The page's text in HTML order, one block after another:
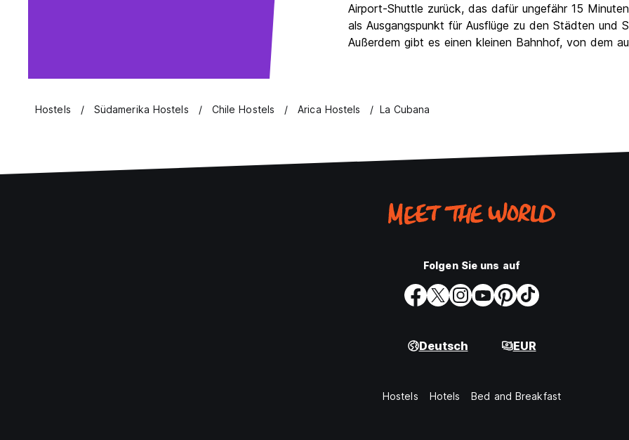
Airport-Shuttle zurück, das dafür ungefähr 15
als Ausgangspunkt für Ausflüge zu den Städten und
Außerdem gibt es einen kleinen Bahnhof, von dem
Hostels Südamerika Hostels Chile Hostels Arica Hostels La Cubana
Folgen Sie uns auf
Deutsch EUR
Hostels Hotels Bed and Breakfast